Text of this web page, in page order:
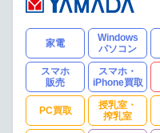
家電
Windows
パソコン
スマホ
販売
スマホ・
iPhone買取
PC買取
授乳室・
搾乳室